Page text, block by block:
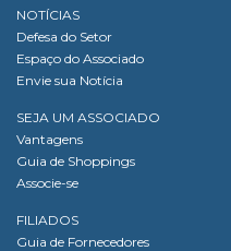
NOTÍCIAS
Defesa do Setor
Espaço do Associado
Envie sua Notícia
SEJA UM ASSOCIADO
Vantagens
Guia de Shoppings
Associe-se
FILIADOS
Guia de Fornecedores